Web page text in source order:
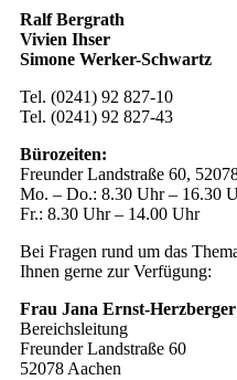
Ralf Bergrath
Vivien Ihser
Simone Werker-Schwartz
Tel. (0241) 92 827-10
Tel. (0241) 92 827-43
Bürozeiten:
Freunder Landstraße 60,
Mo. – Do.: 8.30 Uhr – 16.30
Fr.: 8.30 Uhr – 14.00 Uhr
Bei Fragen rund um das
Ihnen gerne zur Verfügung:
Frau Jana Ernst-Herzberger
Bereichsleitung
Freunder Landstraße 60
52078 Aachen